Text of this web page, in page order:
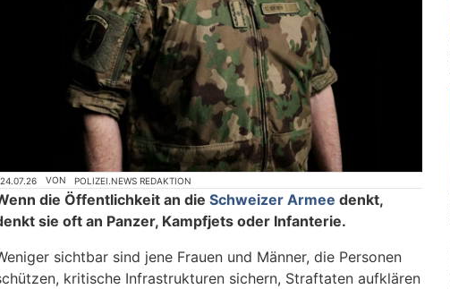
24.07.26 VON POLIZEI.NEWS REDAKTION
die Öffentlichkeit an die Schweizer Armee denkt,
sie oft an Panzer, Kampfjets oder Infanterie.
sichtbar sind jene Frauen und Männer, die Personen
kritische Infrastrukturen sichern, Straftaten aufklären